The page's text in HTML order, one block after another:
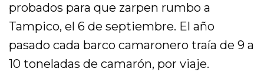
probados para que zarpen rumbo a
Tampico, el 6 de septiembre. El año
pasado cada barco camaronero traía de 9 a
10 toneladas de camarón, por viaje.